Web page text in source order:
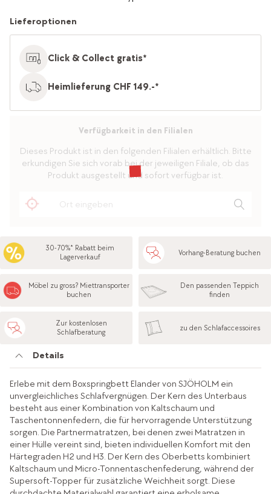
Lieferoptionen
Click & Collect gratis*
Heimlieferung CHF 149.-*
Verfügbarkeit in den Filialen
Dieses Produkt ist in den folgenden Filialen erhältlich. Bitte
erkundigen Sie sich vorab bei der jeweiligen Filiale, ob das
Produkt ausgestellt und sofort verfügbar ist.
30-70%* Rabatt beim
Lagerverkauf
Vorhang-Beratung buchen
Möbel zu gross? Miettransporter
buchen
Den passenden Teppich
finden
Zur kostenlosen
Schlafberatung
zu den Schlafaccessoires
Details
Erlebe mit dem Boxspringbett Elander von SJÖHOLM ein
unvergleichliches Schlafvergnügen. Der Kern des Unterbaus
besteht aus einer Kombination von Kaltschaum und
Taschentonnenfedern, die für hervorragende Unterstützung
sorgen. Die Partnermatratzen, bei denen zwei Matratzen in
einer Hülle vereint sind, bieten individuellen Komfort mit den
Härtegraden H2 und H3. Der Kern des Oberbetts kombiniert
Kaltschaum und Micro-Tonnentaschenfederung, während der
Supersoft-Topper für zusätzliche Weichheit sorgt. Diese